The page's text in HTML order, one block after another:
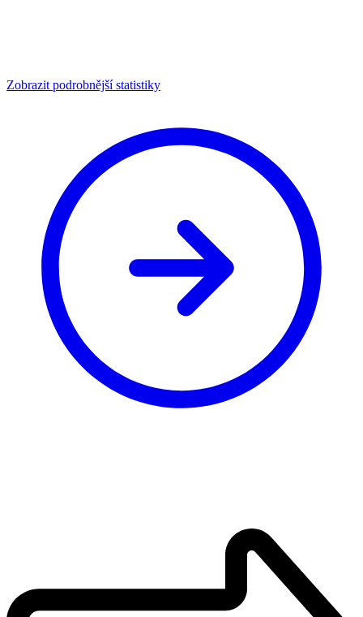
Zobrazit podrobnější statistiky